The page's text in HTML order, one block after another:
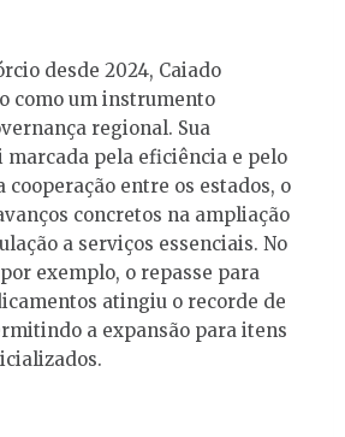
desde 2024, Caiado
como um instrumento
regional. Sua
pela eficiência e pelo
entre os estados, o
concretos na ampliação
a serviços essenciais. No
exemplo, o repasse para
atingiu o recorde de
a expansão para itens